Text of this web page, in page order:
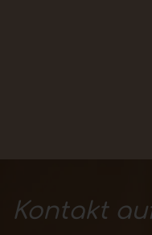
Kontakt